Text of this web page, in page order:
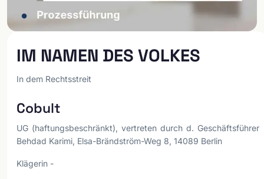
IM NAMEN DES VOLKES
In dem Rechtsstreit
Cobult
UG (haftungsbeschränkt), vertreten durch d. Geschäftsführer
Behdad Karimi, Elsa-Brändström-Weg 8, 14089 Berlin
Klägerin -